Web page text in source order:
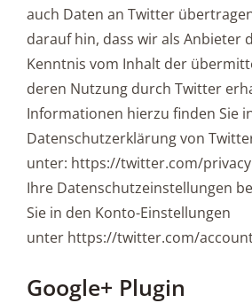
auch Daten an Twitter
darauf hin, dass wir als Anbieter
Kenntnis vom Inhalt der
deren Nutzung durch Twitter
Informationen hierzu finden Sie
Datenschutzerklärung von
unter: https://twitter.com/
Ihre Datenschutzeinstellungen
Sie in den Konto-Einstellungen
unter https://twitter.com/
Google+ Plugin